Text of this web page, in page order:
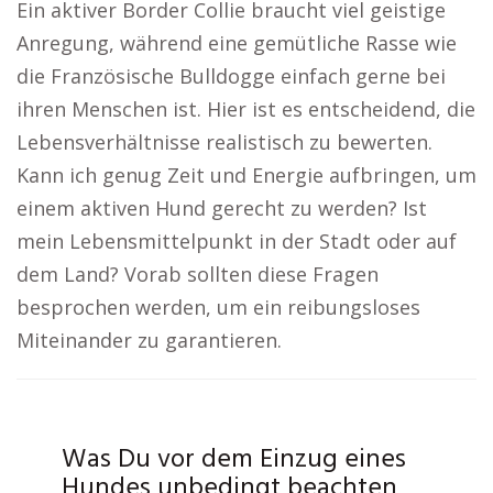
Ein aktiver Border Collie braucht viel geistige
Anregung, während eine gemütliche Rasse wie
die Französische Bulldogge einfach gerne bei
ihren Menschen ist. Hier ist es entscheidend, die
Lebensverhältnisse realistisch zu bewerten.
Kann ich genug Zeit und Energie aufbringen, um
einem aktiven Hund gerecht zu werden? Ist
mein Lebensmittelpunkt in der Stadt oder auf
dem Land? Vorab sollten diese Fragen
besprochen werden, um ein reibungsloses
Miteinander zu garantieren.
Was Du vor dem Einzug eines